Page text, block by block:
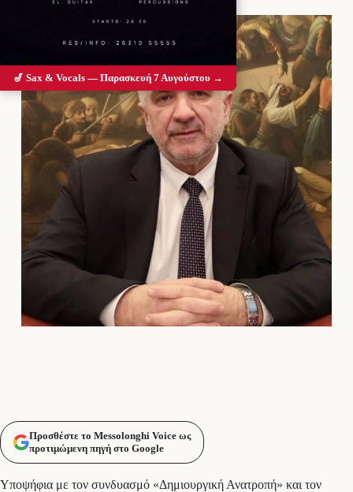
Προσθέστε το Messolonghi Voice ως
προτιμώμενη πηγή στο Google
Υποψήφια με τον συνδυασμό «Δημιουργική Ανατροπή» και τον
🎷 Sax & Vocals — Παρασκευή 7 Αυγούστου →